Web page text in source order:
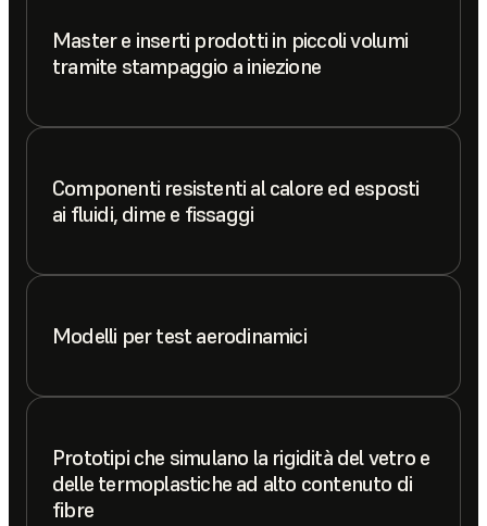
Master e inserti prodotti in piccoli volumi
tramite stampaggio a iniezione
Componenti resistenti al calore ed esposti
ai fluidi, dime e fissaggi
Modelli per test aerodinamici
Prototipi che simulano la rigidità del vetro e
delle termoplastiche ad alto contenuto di
fibre